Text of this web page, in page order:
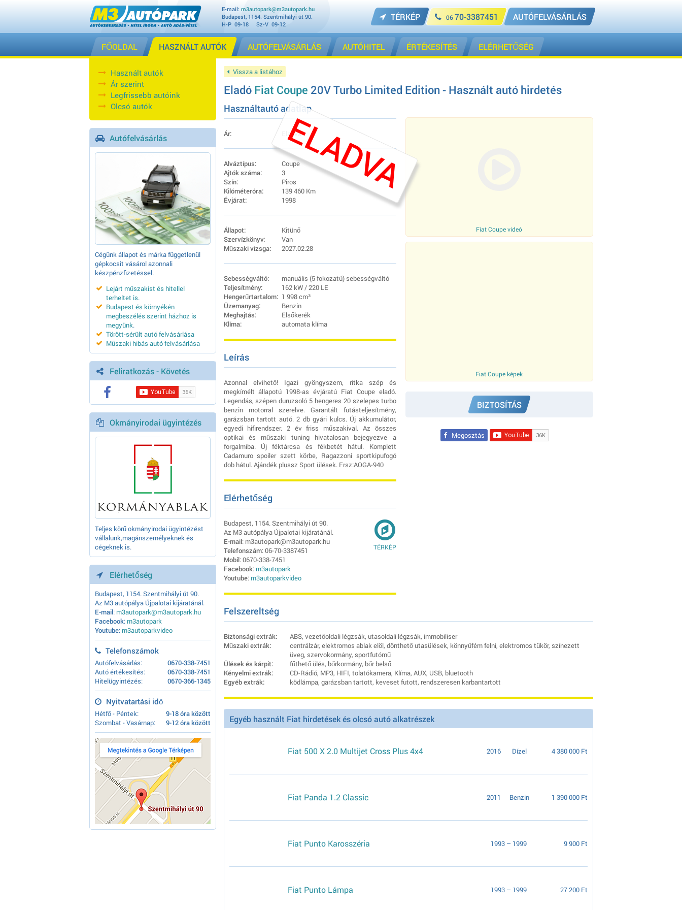
E-mail: m3autopark@m3autopark.hu
Budapest, 1154. Szentmihályi út 90.
H-P 09-18 Sz-V 09-12
TÉRKÉP 0670-3387451 AUTÓFELVÁSÁRLÁS
FŐOLDAL HASZNÁLT AUTÓK AUTÓFELVÁSÁRLÁS AUTÓHITEL ÉRTÉKESÍTÉS ELÉRHETŐSÉG
Használt autók
Ár szerint
Legfrissebb autóink
Olcsó autók
Autófelvásárlás
Cégünk állapot és márka függetlenül
gépkocsit vásárol azonnali
készpénzfizetéssel.
Lejárt műszakist és hitellel
terheltet is.
Budapest és környékén
megbeszélés szerint házhoz is
megyünk.
Törött-sérült autó felvásárlása
Műszaki hibás autó felvásárlása
Feliratkozás - Követés
Okmányirodai ügyintézés
Teljes körű okmányirodai ügyintézést
vállalunk,magánszemélyeknek és
cégeknek is.
Elérhetőség
Budapest, 1154. Szentmihályi út 90.
Az M3 autópálya Újpalotai kijáratánál.
E-mail: m3autopark@m3autopark.hu
Facebook: m3autopark
Youtube: m3autoparkvideo
Telefonszámok
Autófelvásárlás:
0670-338-7451
Autó értékesítés:
0670-338-7451
Hitelügyintézés:
0670-366-1345
Nyitvatartási idő
Hétfő - Péntek:
9-18 óra között
Szombat - Vasárnap:
9-12 óra között
Vissza a listához
Eladó Fiat Coupe 20V Turbo Limited Edition - Használt autó hirdetés
ELADVA
Használtautó adatlap
Ár: Eladva
Alváztípus:
Coupe
Ajtók száma:
3
Szín:
Piros
Kilóméteróra:
139 460 Km
Évjárat:
1998
Állapot:
Kitünő
Szervízkönyv:
Van
Műszaki vizsga:
2027.02.28
Sebességváltó:
manuális (5 fokozatú) sebességváltó
Teljesítmény:
162 kW / 220 LE
Hengerűrtartalom: 1 998 cm³
Üzemanyag:
Benzin
Meghajtás:
Elsőkerék
Klíma:
automata klíma
Leírás
Azonnal elvihető! Igazi gyöngyszem, ritka szép és
megkímélt állapotú 1998-as évjáratú Fiat Coupe eladó.
Legendás, szépen duruzsoló 5 hengeres 20 szelepes turbo
benzin motorral szerelve. Garantált futásteljesítmény,
garázsban tartott autó. 2 db gyári kulcs. Új akkumulátor,
egyedi hifirendszer. 2 év friss műszakival. Az összes
optikai és műszaki tuning hivatalosan bejegyezve a
forgalmiba. Új féktárcsa és fékbetét hátul. Komplett
Cadamuro spoiler szett körbe, Ragazzoni sportkipufogó
dob hátul. Ajándék plussz Sport ülések. Frsz:AOGA-940
Elérhetőség
TÉRKÉP
Budapest, 1154. Szentmihályi út 90.
Az M3 autópálya Újpalotai kijáratánál.
E-mail: m3autopark@m3autopark.hu
Telefonszám: 06-70-3387451
Mobil: 0670-338-7451
Facebook: m3autopark
Youtube: m3autoparkvideo
Fiat Coupe videó
Fiat Coupe képek
BIZTOSÍTÁS
Megosztás
Felszereltség
Biztonsági extrák:
ABS, vezetőoldali légzsák, utasoldali légzsák, immobiliser
Műszaki extrák:
centrálzár, elektromos ablak elöl, dönthető utasülések, könnyűfém felni, elektromos tükör, színezett
üveg, szervokormány, sportfutómű
Ülések és kárpit:
fűthető ülés, bőrkormány, bőr belső
Kényelmi extrák:
CD-Rádió, MP3, HIFI, tolatókamera, Klíma, AUX, USB, bluetooth
Egyéb extrák:
ködlámpa, garázsban tartott, keveset futott, rendszeresen karbantartott
Egyéb használt Fiat hirdetések és olcsó autó alkatrészek
Fiat 500 X 2.0 Multijet Cross Plus 4x4 2016 Dízel 4 380 000 Ft
Fiat Panda 1.2 Classic 2011 Benzin 1 390 000 Ft
Fiat Punto Karosszéria 1993 – 1999 9 900 Ft
Fiat Punto Lámpa 1993 – 1999 27 200 Ft